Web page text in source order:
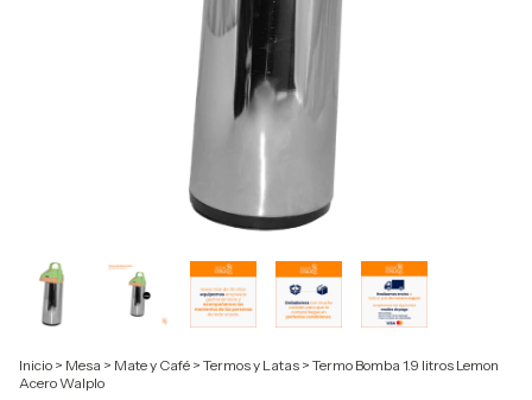
Inicio > Mesa > Mate y Café > Termos y Latas > Termo Bomba 1.9 litros Lemon
Acero Walplo